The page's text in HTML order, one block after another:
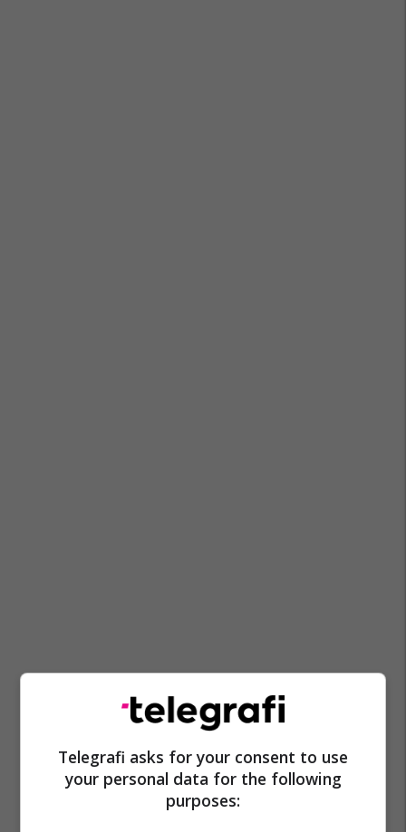
Telegrafi asks for your consent to use
your personal data for the following
purposes: